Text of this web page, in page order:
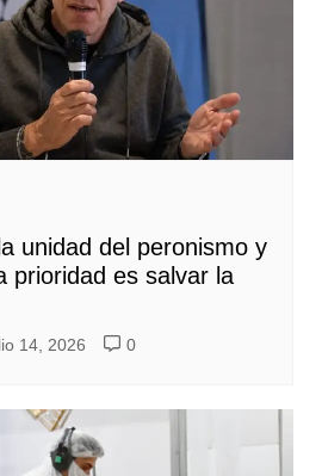
unidad del peronismo y
prioridad es salvar la
14, 2026 0